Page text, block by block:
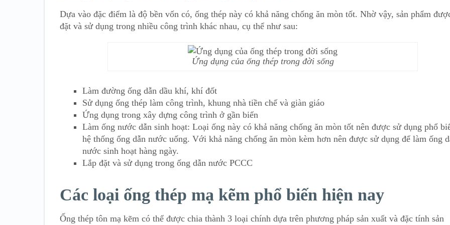
Dựa vào đặc điểm là độ bền vốn có, ống thép này có khả năng chống ăn mòn tốt. Nhờ vậy, sản phẩm
đặt và sử dụng trong nhiều công trình khác nhau, cụ thể như sau:
Ứng dụng của ống thép trong đời sống
Làm đường ống dẫn dầu khí, khí đốt
Sử dụng ống thép làm công trình, khung nhà tiền chế và giàn giáo
Ứng dụng trong xây dựng công trình ở gần biển
Làm ống nước dẫn sinh hoạt: Loại ống này có khả năng chống ăn mòn tốt nên được sử dụng phổ
hệ thống ống dẫn nước uống. Với khả năng chống ăn mòn kèm hơn nên được sử dụng để làm ống
nước sinh hoạt hàng ngày.
Lắp đặt và sử dụng trong ống dẫn nước PCCC
Các loại ống thép mạ kẽm phổ biến hiện nay
Ống thép tôn mạ kẽm có thể được chia thành 3 loại chính dựa trên phương pháp sản xuất và đặc tính sản